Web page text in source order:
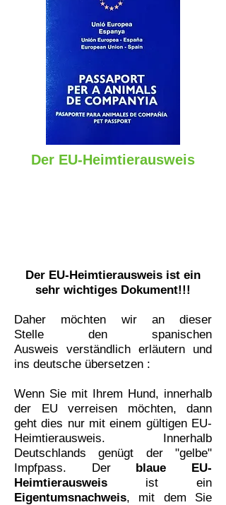
Der EU-Heimtierausweis
Der EU-Heimtierausweis ist ein
sehr wichtiges Dokument!!!
Daher möchten wir an dieser
Stelle den spanischen
Ausweis verständlich erläutern und
ins deutsche übersetzen :
Wenn Sie mit Ihrem Hund, innerhalb
der EU verreisen möchten, dann
geht dies nur mit einem gültigen EU-
Heimtierausweis. Innerhalb
Deutschlands genügt der "gelbe"
Impfpass. Der blaue EU-
Heimtierausweis ist ein
Eigentumsnachweis, mit dem Sie